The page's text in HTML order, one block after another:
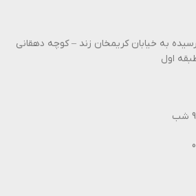
نرسیده به خیابان کریمخان زند – کوچه دهقانی